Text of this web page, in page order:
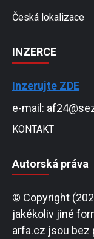
Česká lokalizace
INZERCE
Inzerujte ZDE
e-mail:
KONTAKT
Autorská práva
© Copyright
jakékoliv jiné
arfa.cz jsou bez